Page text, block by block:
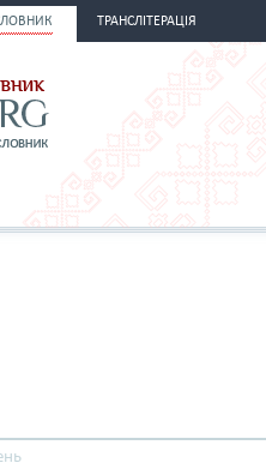
ТРАНСЛІТЕРАЦІЯ